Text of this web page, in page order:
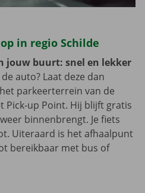
in regio Schilde
jouw buurt: snel en lekker
auto? Laat deze dan
parkeerterrein van de
Pick-up Point. Hij blijft gratis
binnenbrengt. Je fiets
Uiteraard is het afhaalpunt
bereikbaar met bus of